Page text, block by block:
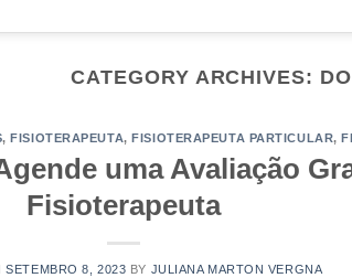
CATEGORY ARCHIVES:
,FISIOTERAPEUTA,FISIOTERAPEUTA PARTICULAR,
uma Avaliação
Fisioterapeuta
SETEMBRO 8, 2023 BY JULIANA MARTON VERGNA